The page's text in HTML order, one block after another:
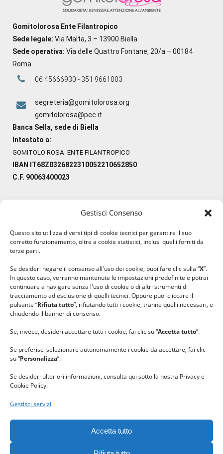
Gestisci Consenso
Questo sito utilizza diversi tipi di cookie tecnici per garantire il suo
corretto funzionamento, oltre a cookie statistici, inclusi quelli forniti da
terze parti.
Se desideri negare il consenso all'uso dei cookie, puoi fare clic sulla “X”.
In questo caso, verranno mantenute le impostazioni predefinite e potrai
continuare a navigare senza l'uso di cookie o di altri strumenti di
tracciamento ad esclusione di quelli tecnici. Oppure puoi cliccare il
pulsante “Rifiuta tutto”, rifiutando tutti i cookie, tranne quelli necessari, e
chiudendo il banner di consenso.
Se, invece, desideri accettare tutti i cookie, fai clic su “Accetta tutto”.
Se preferisci selezionare autonomamente i cookie da accettare, fai clic
su “Personalizza”.
Se desideri ulteriori informazioni, consulta qui sotto la nostra Privacy e
Cookie Policy.
Gestisci servizi
Accetta tutto
Gomitolorosa Ente Filantropico
Sede legale: Via Malta, 3 – 13900 Biella
Sede operativa: Via delle Quattro Fontane, 20/a – 00184
Roma
06 45666930 - 351 9661003
segreteria@gomitolorosa.org
gomitolorosa@pec.it
Banca Sella, sede di Biella
Intestato a:
GOMITOLO ROSA ENTE FILANTROPICO
IBAN IT68Z0326822310052210652850
C.F. 90063400023
#lanaterapia
#ilcaloredellempatia